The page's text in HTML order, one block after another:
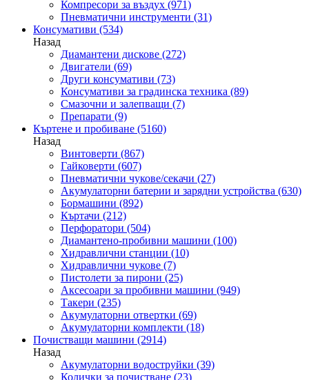
Компресори за въздух (971)
Пневматични инструменти (31)
Консумативи (534)
Назад
Диамантени дискове (272)
Двигатели (69)
Други консумативи (73)
Консумативи за градинска техника (89)
Смазочни и залепващи (7)
Препарати (9)
Къртене и пробиване (5160)
Назад
Винтоверти (867)
Гайковерти (607)
Пневматични чукове/секачи (27)
Акумулаторни батерии и зарядни устройства (630)
Бормашини (892)
Къртачи (212)
Перфоратори (504)
Диамантено-пробивни машини (100)
Хидравлични станции (10)
Хидравлични чукове (7)
Пистолети за пирони (25)
Аксесоари за пробивни машини (949)
Такери (235)
Акумулаторни отвертки (69)
Акумулаторни комплекти (18)
Почистващи машини (2914)
Назад
Акумулаторни водоструйки (39)
Колички за почистване (23)